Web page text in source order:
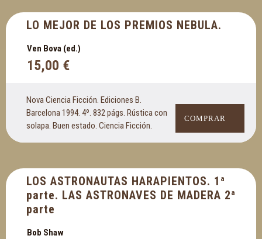
LO MEJOR DE LOS PREMIOS NEBULA.
Ven Bova (ed.)
15,00 €
Nova Ciencia Ficción. Ediciones B.
Barcelona 1994. 4º. 832 págs. Rústica con
solapa. Buen estado. Ciencia Ficción.
COMPRAR
LOS ASTRONAUTAS HARAPIENTOS. 1ª
parte. LAS ASTRONAVES DE MADERA 2ª
parte
Bob Shaw